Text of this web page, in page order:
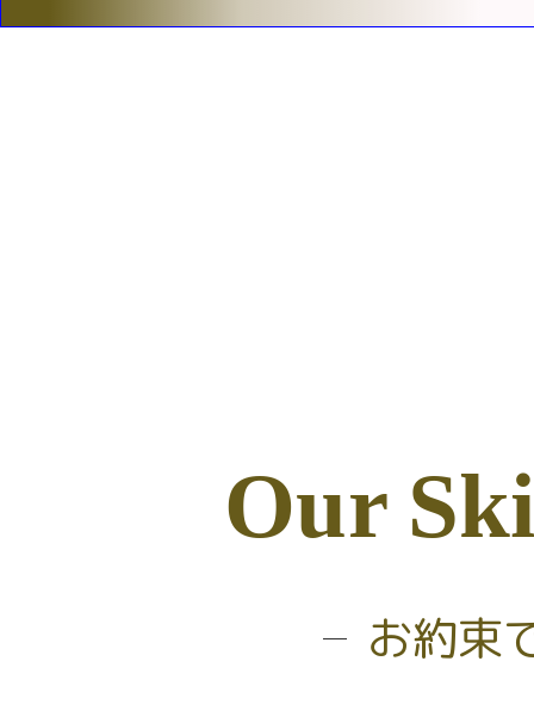
Our Ski
お約束